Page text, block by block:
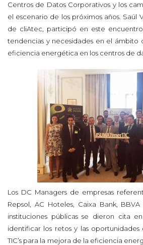
Centros de Datos Corporativos y los
el escenario de los próximos años. Saúl
de cliAtec, participó en este
tendencias y necesidades en el ámbito
eficiencia energética en los centros de
Los DC Managers de empresas
Repsol, AC Hoteles, Caixa Bank,
instituciones públicas se dieron cita
identificar los retos y las
TIC’s para la mejora de la eficiencia